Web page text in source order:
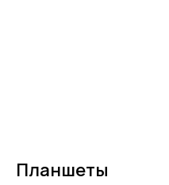
Планшеты